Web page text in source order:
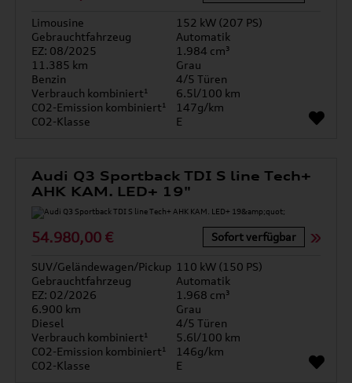
Limousine
152 kW (207 PS)
Gebrauchtfahrzeug
Automatik
EZ: 08/2025
1.984 cm³
11.385 km
Grau
Benzin
4/5 Türen
Verbrauch kombiniert¹
6.5l/100 km
CO2-Emission kombiniert¹
147g/km
CO2-Klasse
E
Audi Q3 Sportback TDI S line Tech+
AHK KAM. LED+ 19"
54.980,00 € Sofort verfügbar
SUV/Geländewagen/Pickup 110 kW (150 PS)
Gebrauchtfahrzeug
Automatik
EZ: 02/2026
1.968 cm³
6.900 km
Grau
Diesel
4/5 Türen
Verbrauch kombiniert¹
5.6l/100 km
CO2-Emission kombiniert¹
146g/km
CO2-Klasse
E